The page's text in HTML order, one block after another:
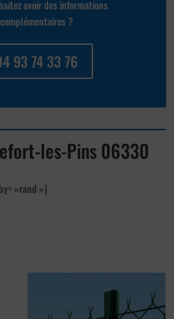
avoir des informations
complémentaires ?
93 74 33 76
les-Pins 06330
»rand »]